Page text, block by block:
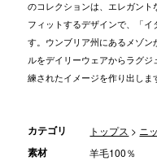
のコレクションは、エレガン
フィットするデザインで、「イ
す。ウンブリア州にあるメゾン
ルをデイリーウェアからラグ
練されたイメージを作り出しま
カテゴリ トップス > ニ
素材 羊毛100％